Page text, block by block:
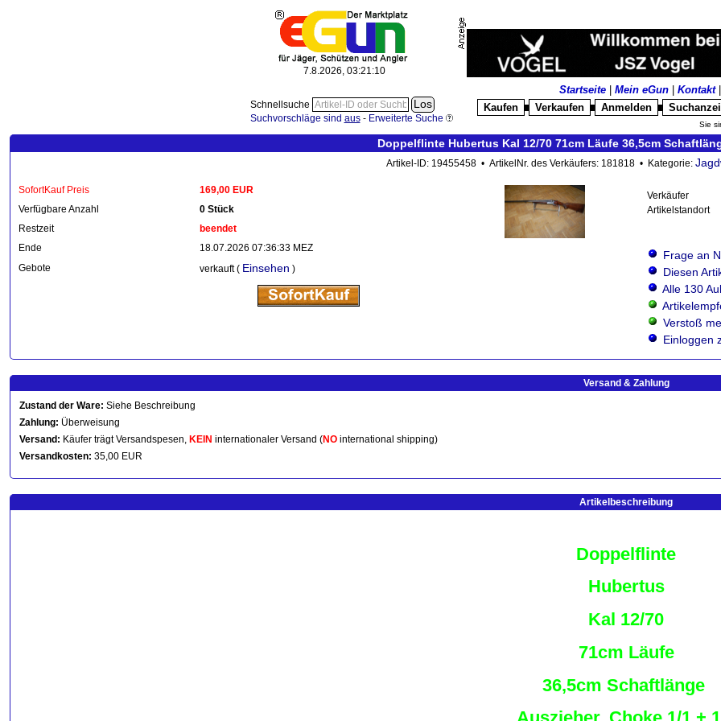
7.8.2026, 03:21:13
Schnellsuche
Suchvorschläge sind aus- Erweiterte Suche
Startseite Mein eGun Kontakt
Kaufen
Verkaufen Anmelden
Sie
Doppelflinte Hubertus Kal 12/70 71cm Läufe 36,5cm
Artikel-ID: 19455458 • ArtikelNr. des Verkäufers: 181818 • Kategorie:
SofortKauf Preis
169,00 EUR
Verfügbare Anzahl
0 Stück
Restzeit
beendet
Ende
18.07.2026 07:36:33 MEZ
Gebote
verkauft ( Einsehen )
Verkäufer
Artikelstandort
Frage an
Diesen
Alle 130
Verstoß
Einloggen
Versand & Zahlung
Zustand der Ware: Siehe Beschreibung
Zahlung: Überweisung
Versand: Käufer trägt Versandspesen, KEIN internationaler Versand (NO international shipping)
Versandkosten: 35,00 EUR
Artikelbeschreibung
Doppelflinte
Hubertus
Kal 12/70
71cm Läufe
36,5cm Schaftlänge